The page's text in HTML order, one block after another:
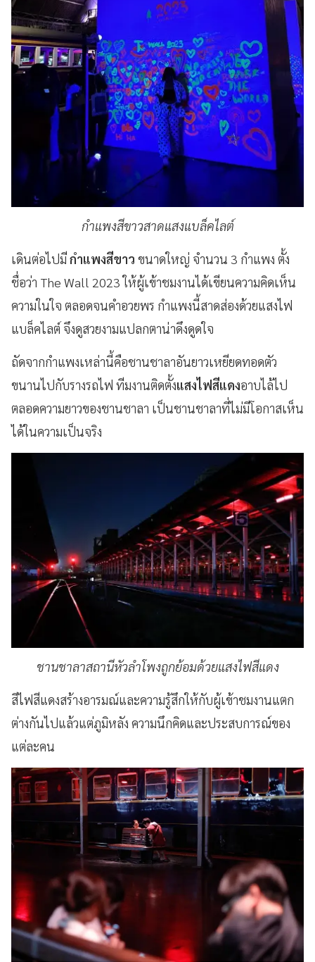
กำแพงสีขาวสาดแสงแบล็คไลต์
เดินต่อไปมีกำแพงสีขาว ขนาดใหญ่ จำนวน 3 กำแพง ตั้ง
ชื่อว่า The Wall 2023 ให้ผู้เข้าชมงานได้เขียนความคิดเห็น
ความในใจ ตลอดจนคำอวยพร กำแพงนี้สาดส่องด้วยแสงไฟ
แบล็คไลต์ จึงดูสวยงามแปลกตาน่าดึงดูดใจ
ถัดจากกำแพงเหล่านี้คือชานชาลาอันยาวเหยียดทอดตัว
ขนานไปกับรางรถไฟ ทีมงานติดตั้งแสงไฟสีแดงอาบไล้ไป
ตลอดความยาวของชานชาลา เป็นชานชาลาที่ไม่มีโอกาสเห็น
ได้ในความเป็นจริง
ชานชาลาสถานีหัวลำโพงถูกย้อมด้วยแสงไฟสีแดง
สีไฟสีแดงสร้างอารมณ์และความรู้สึกให้กับผู้เข้าชมงานแตก
ต่างกันไปแล้วแต่ภูมิหลัง ความนึกคิดและประสบการณ์ของ
แต่ละคน